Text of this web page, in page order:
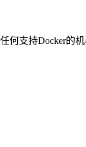
何支持Docker的